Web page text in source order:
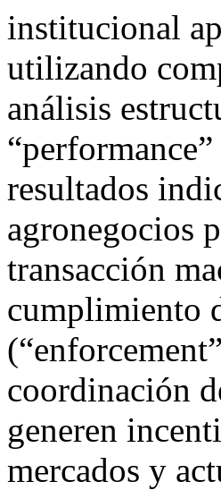
institucional
utilizando
análisis
resultados
agronegocios
transacción
cumplimiento
coordinación
generen
mercados y